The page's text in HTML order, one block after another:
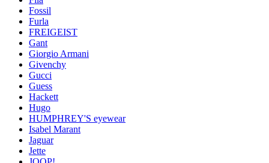
Fossil
Furla
FREIGEIST
Gant
Giorgio Armani
Givenchy
Gucci
Guess
Hackett
Hugo
HUMPHREY'S eyewear
Isabel Marant
Jaguar
Jette